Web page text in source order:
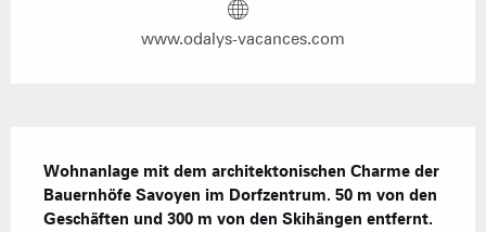
www.odalys-vacances.com
Wohnanlage mit dem architektonischen Charme der
Bauernhöfe Savoyen im Dorfzentrum. 50 m von den
Geschäften und 300 m von den Skihängen entfernt.